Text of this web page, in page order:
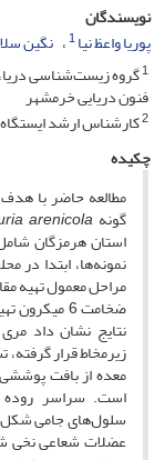
نویسندگان
پوریا واعظ نیا1 نگین
1گروه زیست‌شناسی
فنون دریایی خرمشهر
2کارشناس ارشد
چکیده
مطالعه حاضر با
گونهarenicola
استان هرمزگان
مراحل معمول تهیه
ضخامت 6
نتایج نشان داد
زیرمخاط قرار
معده از بافت
است. سراسر روده
سلول‌های جامی
عضلات شعاعی نخی